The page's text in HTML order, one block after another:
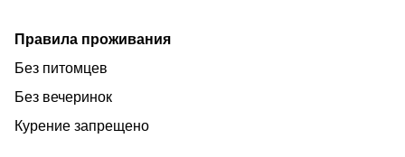
Правила проживания
Без питомцев
Без вечеринок
Курение запрещено